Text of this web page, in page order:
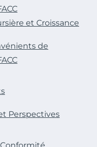
et Croissance
de
Perspectives